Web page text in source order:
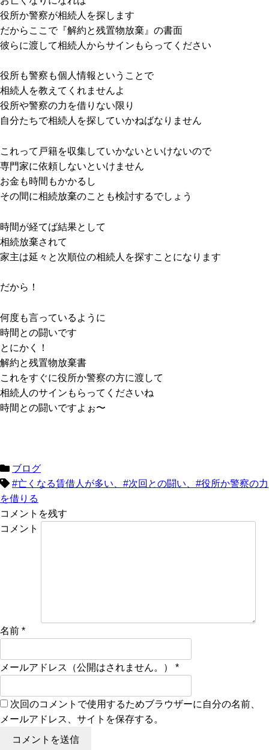
役所か警察が相続人を探します
だからここで『解約と残置物放棄』の書面
彼らに渡して相続人からサインもらってください
役所も警察も個人情報ということで
相続人を教えてくれませんよ
役所や警察の力を借りない限り
自分たちで相続人を探していかねばなりません
これって戸籍を収集していかないといけないので
専門家に依頼しないといけません
お金も時間もかかるし
その間に相続放棄のことも検討するでしょう
時間が経てば結果として
相続放棄されて
家主は延々と次順位の相続人を探すことになります
だから！
何度も言っているように
時間との闘いです
とにかく！
解約と残置物放棄書
これをすぐに役所か警察の方に渡して
相続人のサインもらってくださいね
時間との闘いですよぉ〜
ブログ
#亡くなる賃借人が多い、#次回との闘い、#役所か警察の力
を借りる
コメントを残す
コメント
名前 *
メールアドレス（公開はされません。） *
次回のコメントで使用するためブラウザーに自分の名前、
メールアドレス、サイトを保存する。